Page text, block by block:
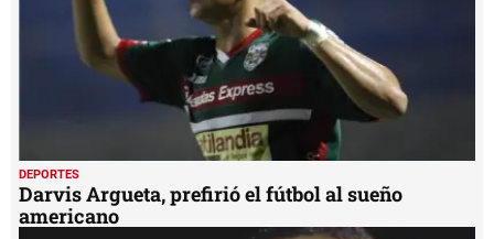
DEPORTES
Darvis Argueta, prefirió el fútbol al sueño
americano